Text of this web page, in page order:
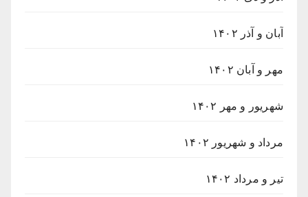
آبان و آذر ۱۴۰۲
مهر و آبان ۱۴۰۲
شهریور و مهر ۱۴۰۲
مرداد و شهریور ۱۴۰۲
تیر و مرداد ۱۴۰۲